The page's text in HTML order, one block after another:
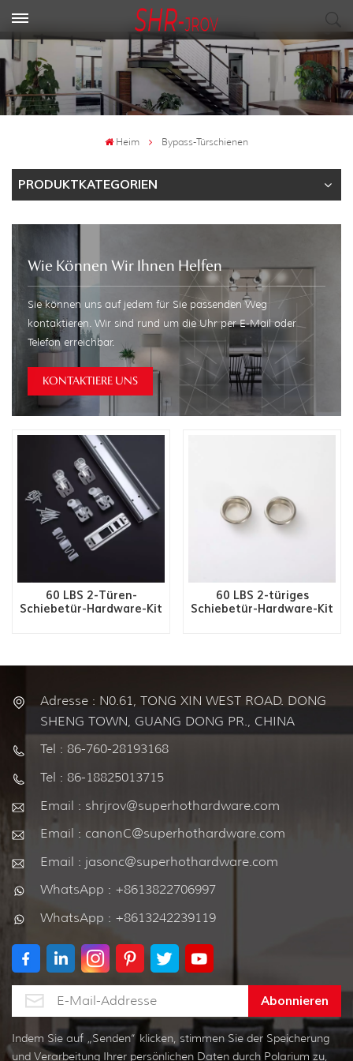
Heim Bypass-Türschienen
PRODUKTKATEGORIEN
Wie Können Wir Ihnen Helfen
Sie können uns auf jedem für Sie passenden Weg
kontaktieren. Wir sind rund um die Uhr per E-Mail oder
Telefon erreichbar.
KONTAKTIERE UNS
60 LBS 2-Türen-
Schiebetür-Hardware-Kit
60 LBS 2-türiges
Schiebetür-Hardware-Kit
Adresse : N0.61, TONG XIN WEST ROAD. DONG
SHENG TOWN, GUANG DONG PR., CHINA
Tel : 86-760-28193168
Tel : 86-18825013715
Email : shrjrov@superhothardware.com
Email : canonC@superhothardware.com
Email : jasonc@superhothardware.com
WhatsApp : +8613822706997
WhatsApp : +8613242239119
Indem Sie auf „Senden“ klicken, stimmen Sie der Speicherung
und Verarbeitung Ihrer persönlichen Daten durch Polarium zu,